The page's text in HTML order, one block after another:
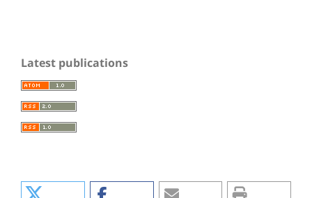
Latest publications